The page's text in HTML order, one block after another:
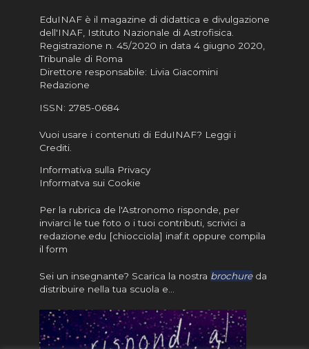
EduINAF è il magazine di didattica e divulgazione
dell'INAF, Istituto Nazionale di Astrofisica
Registrazione n. 45/2020 in data 4 giugno 2020,
Tribunale di Roma
Direttore responsabile: Livia Giacomini
Redazione
ISSN: 2785-0684
Vuoi usare i contenuti di EduINAF? Leggi i
Crediti.
Informativa sulla Privacy
Informatva sui Cookie
Per la rubrica de l'Astronomo risponde, per
inviarci le tue foto o i tuoi contributi, scrivici a
redazione.edu [chiocciola] inaf.it oppure compila
il form
Sei un insegnante? Scarica la nostra brochureda
distribuire nella tua scuola e…